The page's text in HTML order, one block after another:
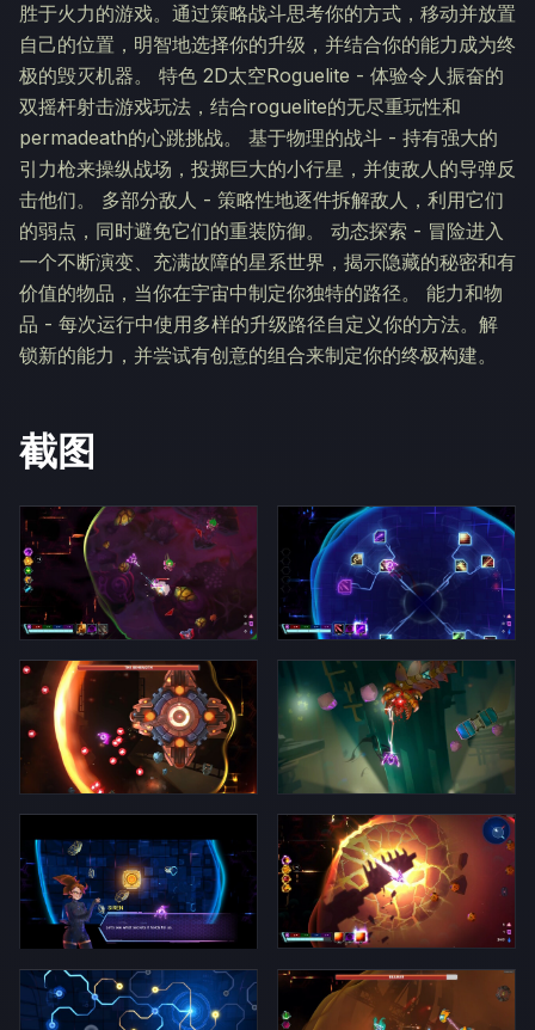
胜于火力的游戏。通过策略战斗思考你的方式，移动并放置
自己的位置，明智地选择你的升级，并结合你的能力成为终
极的毁灭机器。 特色 2D太空Roguelite - 体验令人振奋的
双摇杆射击游戏玩法，结合roguelite的无尽重玩性和
permadeath的心跳挑战。 基于物理的战斗 - 持有强大的
引力枪来操纵战场，投掷巨大的小行星，并使敌人的导弹反
击他们。 多部分敌人 - 策略性地逐件拆解敌人，利用它们
的弱点，同时避免它们的重装防御。 动态探索 - 冒险进入
一个不断演变、充满故障的星系世界，揭示隐藏的秘密和有
价值的物品，当你在宇宙中制定你独特的路径。 能力和物
品 - 每次运行中使用多样的升级路径自定义你的方法。解
锁新的能力，并尝试有创意的组合来制定你的终极构建。
截图